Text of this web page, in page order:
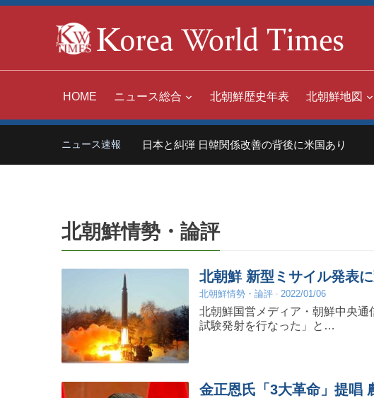
HOME ニュース総合 北朝鮮歴史年表 北朝鮮地図
ニュース速報
中国「世界の嫌われ者」日本と糾弾 日韓関係改善の背後に米国あり 3
北朝鮮情勢・論評
北朝鮮 新型ミサイル発表
北朝鮮情勢・論評 2022/01/06
北朝鮮国営メディア・朝鮮中央
試験発射を行なった」と…
金正恩氏「3大革命」提唱